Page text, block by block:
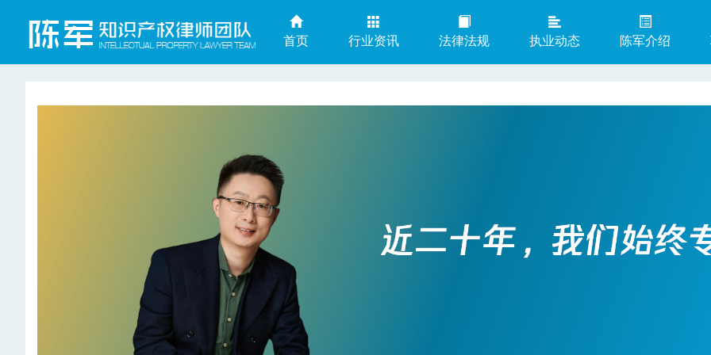
首页 行业资讯 法律法规 执业动态 陈军介绍